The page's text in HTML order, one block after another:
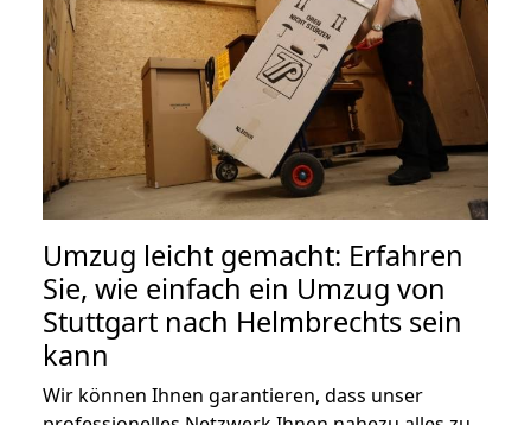
Umzug leicht gemacht: Erfahren
Sie, wie einfach ein Umzug von
Stuttgart nach Helmbrechts sein
kann
Wir können Ihnen garantieren, dass unser